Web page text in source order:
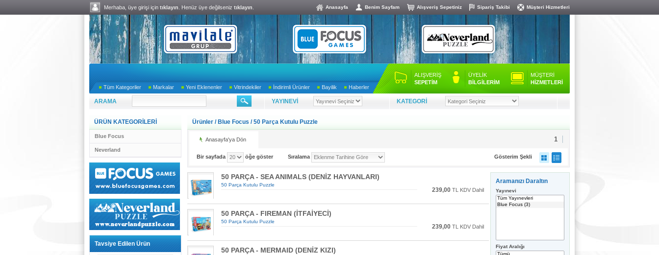
Merhaba, üye girişi için tıklayın . Henüz üye değilseniz tıklayın Müşteri Hizmetleri
Sipariş Takibi
Alışveriş Sepetiniz
Benim Sayfam
Anasayfa
Tüm Kategoriler Markalar Yeni Eklenenler Vitrindekiler İndirimli Ürünler Bayilik Haberler
ALIŞVERİŞ
SEPETİM
ÜYELİK
BİLGİLERİM
MÜŞTERİ
HİZMETLERİ
ARAMA YAYINEVİ KATEGORİ
ÜRÜN KATEGORİLERİ
Blue Focus
Neverland
Tavsiye Edilen Ürün
Ürünler / Blue Focus /50 Parça Kutulu Puzzle
Anasayfa'ya Dön 1
Bir sayfada öğe göster Sıralama Gösterim Şekli
50 PARÇA - SEA ANIMALS (DENİZ HAYVANLARI)
50 Parça Kutulu Puzzle
239,00 TL KDV Dahil
50 PARÇA - FIREMAN (İTFAİYECİ)
50 Parça Kutulu Puzzle
239,00 TL KDV Dahil
50 PARÇA - MERMAID (DENİZ KIZI)
Aramanızı Daraltın
Yayınevi
Fiyat Aralığı